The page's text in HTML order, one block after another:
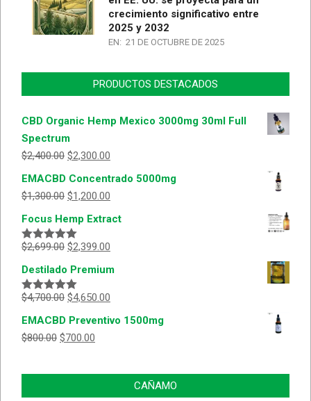
crecimiento significativo entre
2025 y 2032
EN: 21 DE OCTUBRE DE 2025
PRODUCTOS DESTACADOS
CBD Organic Hemp Mexico 3000mg 30ml Full
Spectrum
$2,400.00 $2,300.00
EMACBD Concentrado 5000mg
$1,300.00 $1,200.00
Focus Hemp Extract
Valorado
5
$2,699.00 $2,399.00
Destilado Premium
Valorado
5
$4,700.00 $4,650.00
EMACBD Preventivo 1500mg
$800.00 $700.00
CAÑAMO